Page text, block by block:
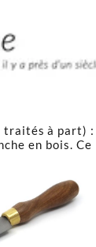
traités à part) :
en bois.